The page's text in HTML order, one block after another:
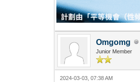
Omgomg
Junior Member
2024-03-03, 07:38 AM